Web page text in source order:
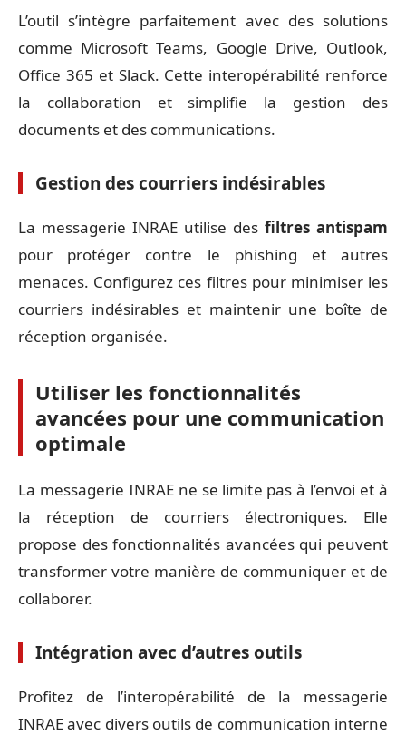
L’outil s’intègre parfaitement avec des solutions
comme Microsoft Teams, Google Drive, Outlook,
Office 365 et Slack. Cette interopérabilité renforce
la collaboration et simplifie la gestion des
documents et des communications.
Gestion des courriers indésirables
La messagerie INRAE utilise des filtres antispam
pour protéger contre le phishing et autres
menaces. Configurez ces filtres pour minimiser les
courriers indésirables et maintenir une boîte de
réception organisée.
Utiliser les fonctionnalités
avancées pour une communication
optimale
La messagerie INRAE ne se limite pas à l’envoi et à
la réception de courriers électroniques. Elle
propose des fonctionnalités avancées qui peuvent
transformer votre manière de communiquer et de
collaborer.
Intégration avec d’autres outils
Profitez de l’interopérabilité de la messagerie
INRAE avec divers outils de communication interne